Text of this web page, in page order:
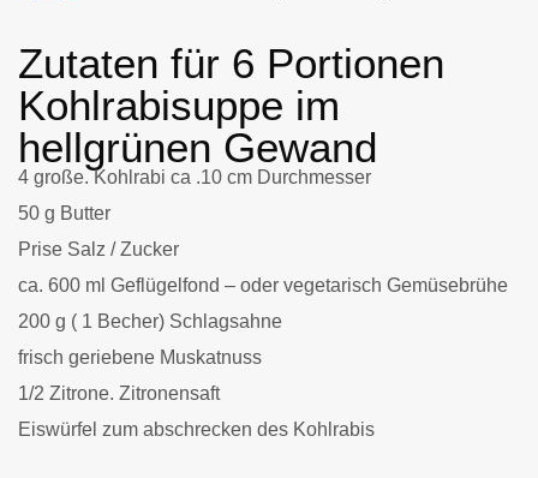
Zutaten für 6 Portionen
Kohlrabisuppe im
hellgrünen Gewand
4 große. Kohlrabi ca .10 cm Durchmesser
50 g Butter
Prise Salz / Zucker
ca. 600 ml Geflügelfond – oder vegetarisch Gemüsebrühe
200 g ( 1 Becher) Schlagsahne
frisch geriebene Muskatnuss
1/2 Zitrone. Zitronensaft
Eiswürfel zum abschrecken des Kohlrabis